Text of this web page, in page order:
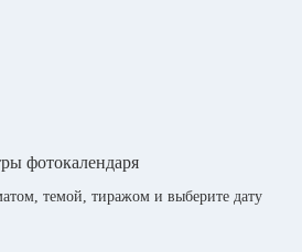
фотокалендаря
темой, тиражом и выберите дату